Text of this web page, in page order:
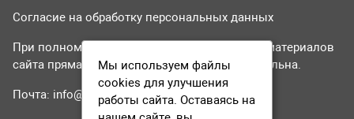
Согласие на обработку персональных данных
При полном или частичном использовании материалов
сайта прямая гиперссылка на tvr24.tv обязательна.
Почта: info@tvr24.tv
Мы используем файлы
cookies для улучшения
работы сайта. Оставаясь на